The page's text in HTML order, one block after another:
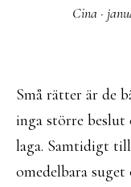
Cina·
Små rätter är de
inga större beslut
laga. Samtidigt
omedelbara